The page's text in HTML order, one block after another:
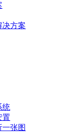
决方案
统
置
张图